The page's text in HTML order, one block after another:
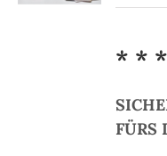
* *
FÜRS